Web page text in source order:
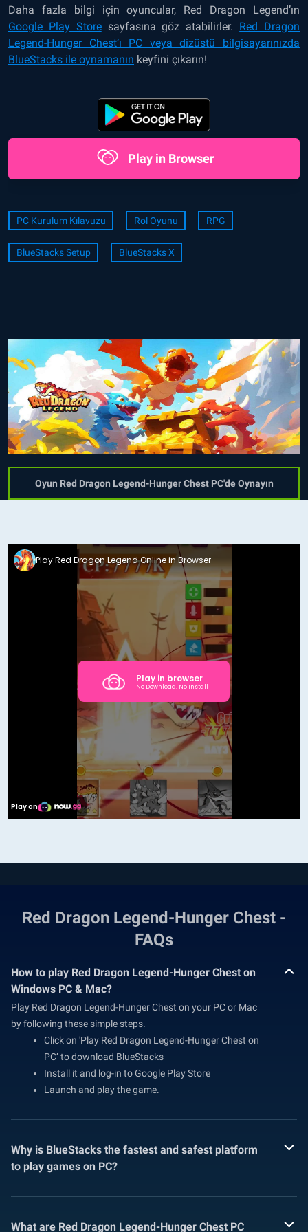
Daha fazla bilgi için oyuncular, Red Dragon Legend’ın
Google Play Storesayfasına göz atabilirler. Red Dragon
Legend-Hunger Chest’ı PC veya dizüstü bilgisayarınızda
BlueStacks ile oynamanın keyfini çıkarın!
Play in Browser
PC Kurulum Kılavuzu Rol Oyunu RPG
BlueStacks Setup BlueStacks X
Oyun Red Dragon Legend-Hunger Chest PC'de Oynayın
Red Dragon Legend-Hunger Chest -
FAQs
How to play Red Dragon Legend-Hunger Chest on
Windows PC & Mac?
Play Red Dragon Legend-Hunger Chest on your PC or Mac
by following these simple steps.
Click on 'Play Red Dragon Legend-Hunger Chest on
PC’ to download BlueStacks
Install it and log-in to Google Play Store
Launch and play the game.
Why is BlueStacks the fastest and safest platform
to play games on PC?
What are Red Dragon Legend-Hunger Chest PC